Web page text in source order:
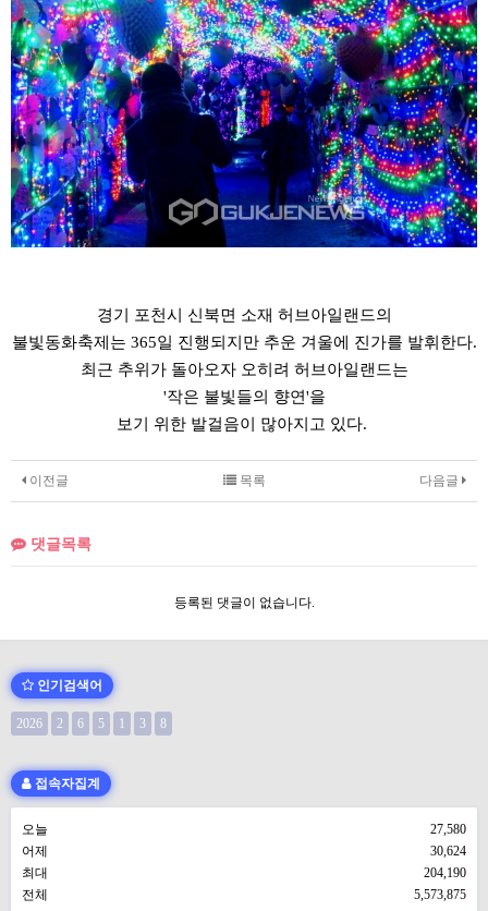
경기 포천시 신북면 소재 허브아일랜드의
불빛동화축제는 365일 진행되지만 추운 겨울에 진가를 발휘한다.
최근 추위가 돌아오자 오히려 허브아일랜드는
'작은 불빛들의 향연'을
보기 위한 발걸음이 많아지고 있다.
이전글 다음글
목록
댓글목록
등록된 댓글이 없습니다.
인기검색어
2026 2 6 5 1 3 8
접속자집계
오늘
27,580
어제
30,624
최대
204,190
전체
5,573,875